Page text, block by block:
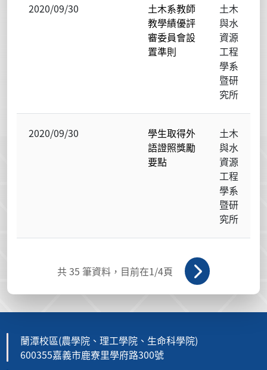
2020/09/30
土木系教師
教學績優評
審委員會設
置準則
土木
與水
資源
工程
學系
暨研
究所
2020/09/30
學生取得外
語證照獎勵
要點
土木
與水
資源
工程
學系
暨研
究所
共35 筆資料，目前在1/4頁
蘭潭校區(農學院、理工學院、生命科學院)
600355嘉義市鹿寮里學府路300號